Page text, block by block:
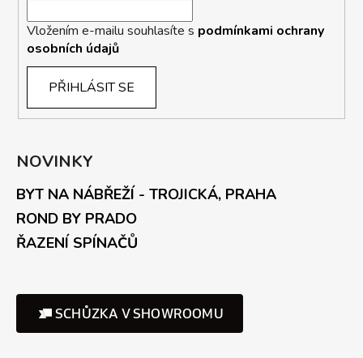
Vložením e-mailu souhlasíte s podmínkami ochrany
osobních údajů
PŘIHLÁSIT SE
NOVINKY
BYT NA NÁBŘEŽÍ - TROJICKÁ, PRAHA
ROND BY PRADO
ŘAZENÍ SPÍNAČŮ
SCHŮZKA V SHOWROOMU